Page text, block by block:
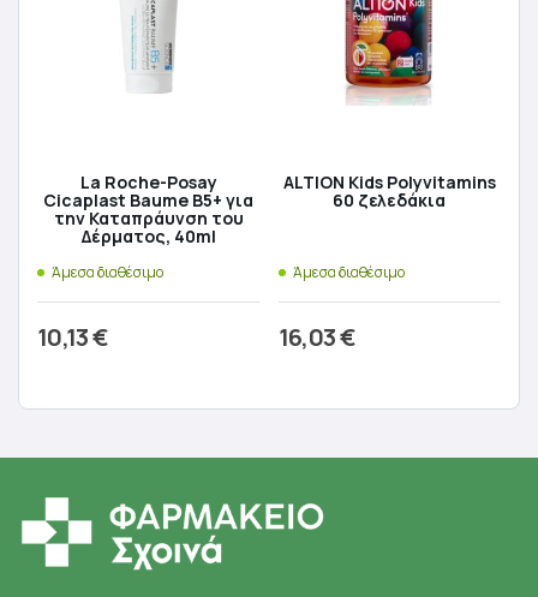
La Roche-Posay
Cicaplast Baume B5+ για
την Καταπράυνση του
Δέρματος, 40ml
Άμεσα διαθέσιμο
10,13€
ALTION Kids Polyvitamins
60 ζελεδάκια
Άμεσα διαθέσιμο
16,03€